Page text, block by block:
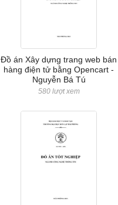
Đồ án Xây dựng trang web bán
hàng điện tử bằng Opencart -
Nguyễn Bá Tú
580 lượt xem